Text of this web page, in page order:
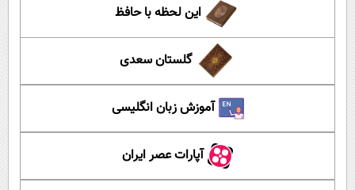
این لحظه با حافظ
گلستان سعدی
آموزش زبان انگلیسی
آپارات عصر ایران